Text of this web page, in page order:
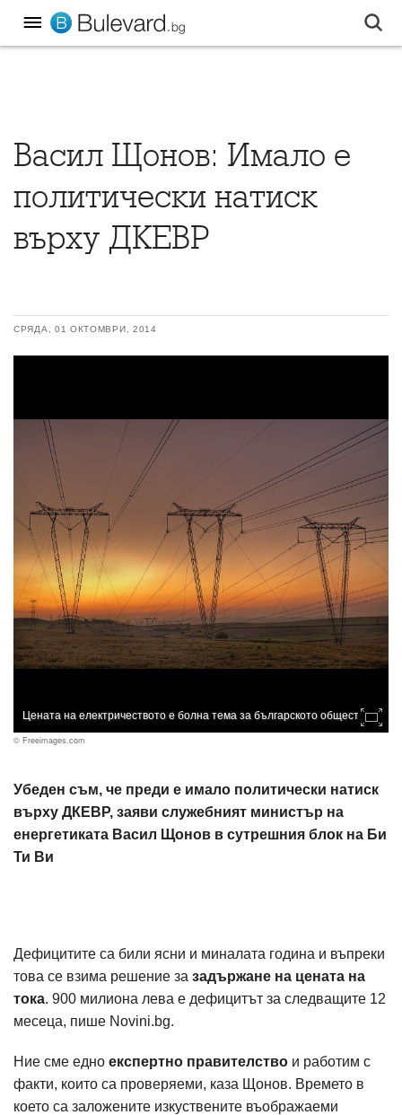
Васил Щонов: Имало е
политически натиск
върху ДКЕВР
СРЯДА, 01 ОКТОМВРИ, 2014
Цената на електричеството е болна тема за българското общество
© Freeimages.com
Убеден съм, че преди е имало политически натиск
върху ДКЕВР, заяви служебният министър на
енергетиката Васил Щонов в сутрешния блок на Би
Ти Ви
Дефицитите са били ясни и миналата година и въпреки
това се взима решение за задържане на цената на
тока. 900 милиона лева е дефицитът за следващите 12
месеца, пише Novini.bg.
Ние сме едно експертно правителство и работим с
факти, които са проверяеми, каза Щонов. Времето в
което са заложените изкуствените въображаеми